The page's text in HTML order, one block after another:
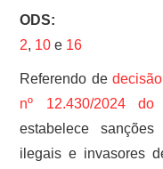
ODS:
2, 10 e 16
Referendo dedecisão
nº 12.430/2024
estabelece sanções
ilegais e invasores